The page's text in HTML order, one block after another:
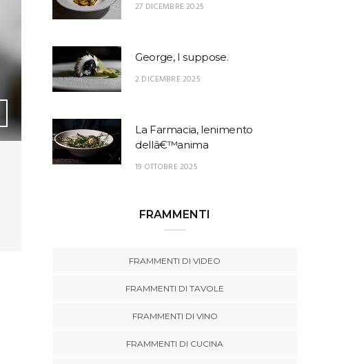
27 DICEMBRE 2025
George, I suppose.
2 DICEMBRE 2025
La Farmacia, lenimento
dellâ€™anima
19 OTTOBRE 2025
FRAMMENTI
FRAMMENTI DI VIDEO
FRAMMENTI DI TAVOLE
FRAMMENTI DI VINO
FRAMMENTI DI CUCINA